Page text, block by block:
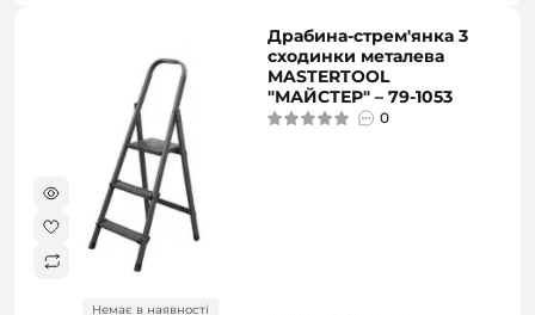
Немає в наявності
Драбина-стрем'янка 3
сходинки металева
MASTERTOOL
"МАЙСТЕР" – 79-1053
0